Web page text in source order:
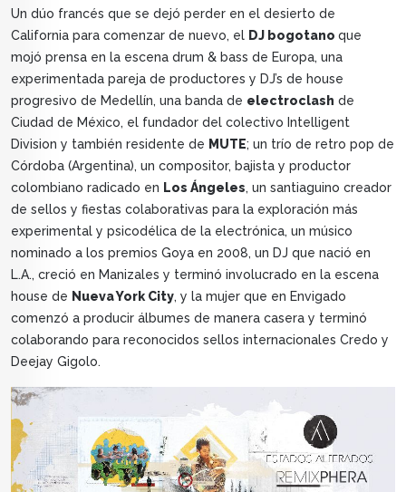
Un dúo francés que se dejó perder en el desierto de
California para comenzar de nuevo, el DJ bogotano que
mojó prensa en la escena drum & bass de Europa, una
experimentada pareja de productores y DJ’s de house
progresivo de Medellín, una banda de electroclash de
Ciudad de México, el fundador del colectivo Intelligent
Division y también residente de MUTE; un trío de retro pop de
Córdoba (Argentina), un compositor, bajista y productor
colombiano radicado en Los Ángeles, un santiaguino creador
de sellos y fiestas colaborativas para la exploración más
experimental y psicodélica de la electrónica, un músico
nominado a los premios Goya en 2008, un DJ que nació en
L.A., creció en Manizales y terminó involucrado en la escena
house de Nueva York City, y la mujer que en Envigado
comenzó a producir álbumes de manera casera y terminó
colaborando para reconocidos sellos internacionales Credo y
Deejay Gigolo.